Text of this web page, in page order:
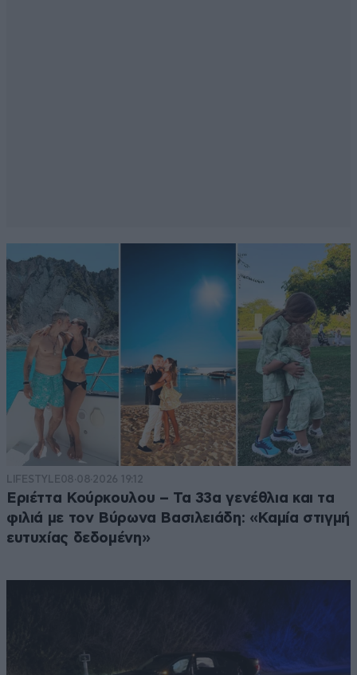
LIFESTYLE08·08·2026 19:12
Εριέττα Κούρκουλου – Τα 33α γενέθλια και τα
φιλιά με τον Βύρωνα Βασιλειάδη: «Καμία στιγμή
ευτυχίας δεδομένη»